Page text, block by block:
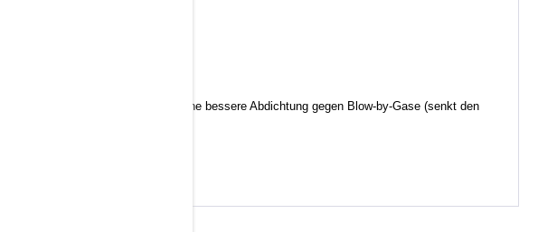
bessere Ölhaftung und somit eine bessere Abdichtung gegen Blow-by-Gase (senkt den